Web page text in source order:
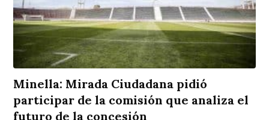
Minella: Mirada Ciudadana pidió
participar de la comisión que analiza el
futuro de la concesión